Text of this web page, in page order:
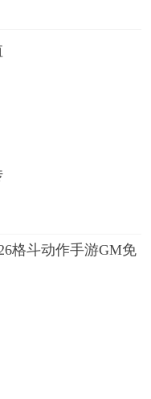
格斗动作手游GM免